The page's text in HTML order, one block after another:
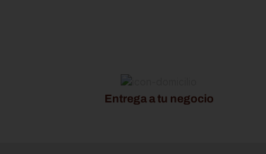
Entrega a tu negocio